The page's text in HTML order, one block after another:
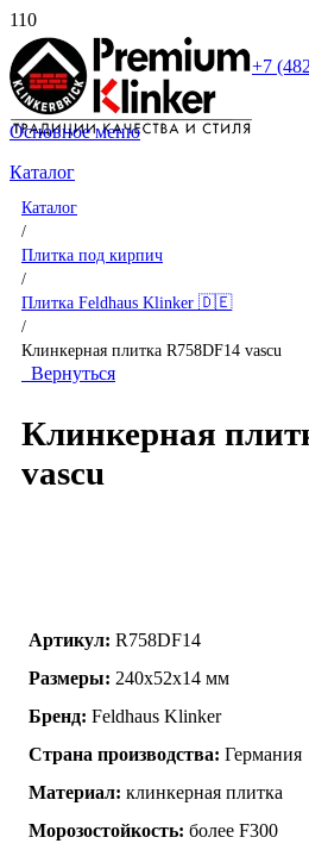
+7
Основное меню
Каталог
Каталог
/
Плитка под кирпич
/
Плитка Feldhaus Klinker 🇩🇪
/
Клинкерная плитка R758DF14 vascu
Вернуться
Клинкерная
vascu
Артикул: R758DF14
Размеры: 240x52x14 мм
Бренд: Feldhaus Klinker
Страна производства: Германия
Материал: клинкерная плитка
Морозостойкость: более F300